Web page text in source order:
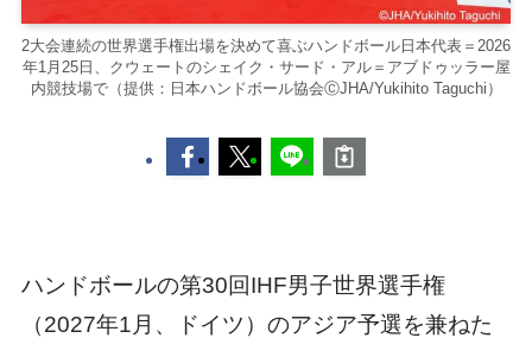
2大会連続の世界選手権出場を決めて喜ぶハンドボール日本代表＝2026
年1月25日、クウェートのシェイク・サード・アル＝アブドゥッラー屋
内競技場で（提供：日本ハンドボール協会ⒸJHA/Yukihito Taguchi）
ハンドボールの第30回IHF男子世界選手権
（2027年1月、ドイツ）のアジア予選を兼ねた